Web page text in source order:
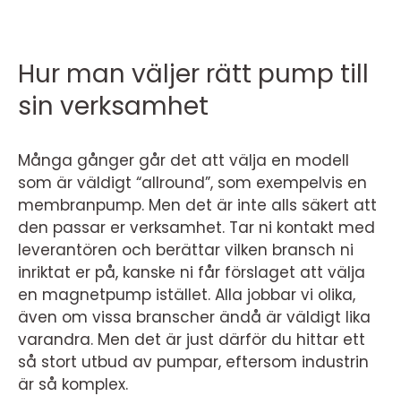
Hur man väljer rätt pump till
sin verksamhet
Många gånger går det att välja en modell
som är väldigt “allround”, som exempelvis en
membranpump. Men det är inte alls säkert att
den passar er verksamhet. Tar ni kontakt med
leverantören och berättar vilken bransch ni
inriktat er på, kanske ni får förslaget att välja
en magnetpump istället. Alla jobbar vi olika,
även om vissa branscher ändå är väldigt lika
varandra. Men det är just därför du hittar ett
så stort utbud av pumpar, eftersom industrin
är så komplex.